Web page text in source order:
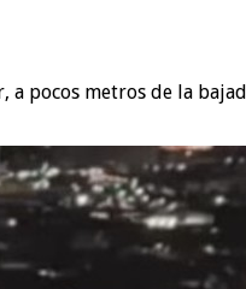
pocos metros de la